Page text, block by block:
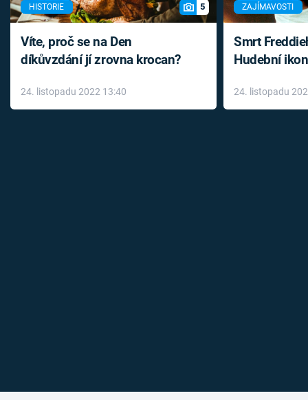
HISTORIE 5
Víte, proč se na Den
díkůvzdání jí zrovna krocan?
24. listopadu 2022 13:40
ZAJÍMAVOSTI
Smrt
Hudební
léky
24. listopadu